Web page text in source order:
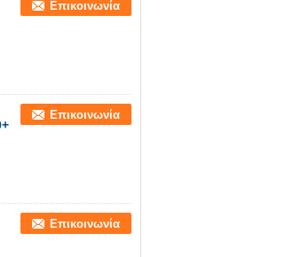
Επικοινωνία
Επικοινωνία
Επικοινωνία